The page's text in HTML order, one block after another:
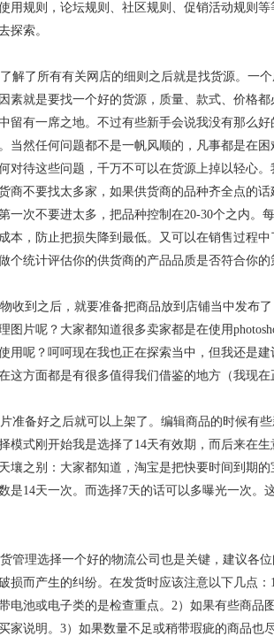
用规则，论坛规则、社区规则、促销活动规则
探索。
解了所有有关网店的细则之后就是找货源。一
素就是要找一个好的货源，质量、款式、价格
留有一席之地。不过有些新手会说我没有那么
当然任何问题都不是一帆风顺的，凡事都是在
对待这些问题，千万不可以在货源上掉以轻心
商不要找太多家，如果供货商的品种齐全点的
一次不要进太多，把品种控制在20-30个之内。
本，防止把损失降到最低。又可以在销售过程
个统计评估你的供货商的产品品质是否符合你的
收到之后，就要准备把商品放到店铺当中发布
图片呢？大家都知道很多卖家都是在使用
用呢？呵呵现在我也正在探索当中，但我还是
这方面都是有很多值得我们借鉴的地方（我现在
准备好之后就可以上架了。编辑商品的时候有
模式刚开始我是选择了14天有效期，而后来在
壤之别：大家都知道，淘宝是把快要时间到期
是14天一次。而选择7天的话可以多曝光一次。
管理选择一个好的物流公司也是关键，建议各
损而产生的纠纷。在发货时应该注意以下几点
电池或电子类的是检查重点。2）如果有些商品
家说明。3）如果数量不足或稍带瑕疵的商品也